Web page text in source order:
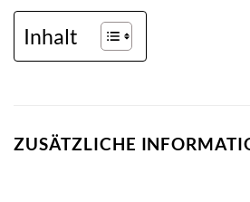
Inhalt
ZUSÄTZLICHE